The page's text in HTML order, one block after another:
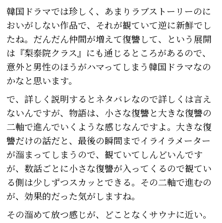
韓国ドラマでは珍しく、あまりラブストーリーのに
おいがしない作品で、それが観ていて逆に新鮮でし
たね。だんだん仲間が増えて復讐して、という展開
は『梨泰院クラス』にも通じるところがあるので、
意外と男性のほうがハマってしまう韓国ドラマなの
かなと思います。
で、詳しく説明するとネタバレなので詳しくは言え
ないんですが、物語は、小さな復讐と大きな復讐の
二軸で進んでいくような感じなんですよ。大きな復
讐だけの話だと、最後の瞬間までイライラメーター
が溜まってしまうので、観ていてしんどいんです
が、数話ごとに小さな復讐が入ってくるので観てい
る側は少しずつスカッとできる。その二軸で進むの
が、効果的だった気がしますね。
その溜めて放つ感じが、どことなくサウナに近い。